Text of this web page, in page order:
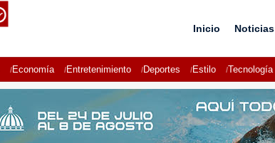
Inicio Noticias
Economía Entretenimiento Deportes Estilo Tecnología